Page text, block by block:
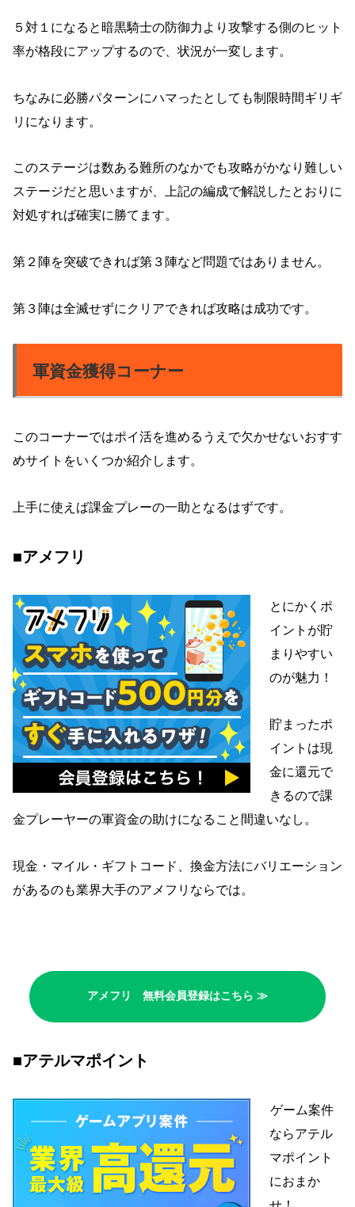
５対１になると暗黒騎士の防御力より攻撃する側のヒット
率が格段にアップするので、状況が一変します。
ちなみに必勝パターンにハマったとしても制限時間ギリギ
リになります。
このステージは数ある難所のなかでも攻略がかなり難しい
ステージだと思いますが、上記の編成で解説したとおりに
対処すれば確実に勝てます。
第２陣を突破できれば第３陣など問題ではありません。
第３陣は全滅せずにクリアできれば攻略は成功です。
軍資金獲得コーナー
このコーナーではポイ活を進めるうえで欠かせないおすす
めサイトをいくつか紹介します。
上手に使えば課金プレーの一助となるはずです。
■アメフリ
とにかくポ
イントが貯
まりやすい
のが魅力！
貯まったポ
イントは現
金に還元で
きるので課
金プレーヤーの軍資金の助けになること間違いなし。
現金・マイル・ギフトコード、換金方法にバリエーション
があるのも業界大手のアメフリならでは。
アメフリ 無料会員登録はこちら ≫
■アテルマポイント
ゲーム案件
ならアテル
マポイント
におまか